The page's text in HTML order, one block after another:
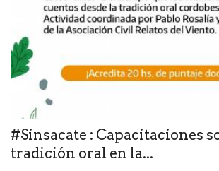
#Sinsacate : Capacitaciones
tradición oral en la...